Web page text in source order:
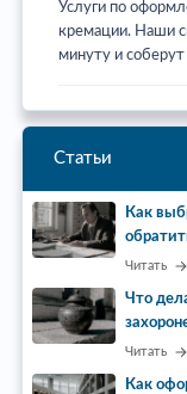
Услуги по
кремации. Наши
минуту и
Статьи
Как
Читать
Что
Читать
Как